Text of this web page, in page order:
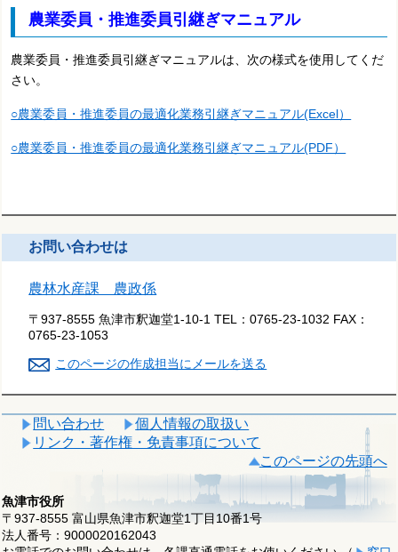
農業委員・推進委員引継ぎマニュアル
農業委員・推進委員引継ぎマニュアルは、次の様式を使用してくだ
さい。
○農業委員・推進委員の最適化業務引継ぎマニュアル(Excel）
○農業委員・推進委員の最適化業務引継ぎマニュアル(PDF）
お問い合わせは
農林水産課 農政係
〒937-8555 魚津市釈迦堂1-10-1 TEL：0765-23-1032 FAX：
0765-23-1053
このページの作成担当にメールを送る
問い合わせ
個人情報の取扱い
リンク・著作権・免責事項について
このページの先頭へ
魚津市役所
〒937-8555 富山県魚津市釈迦堂1丁目10番1号
法人番号：9000020162043